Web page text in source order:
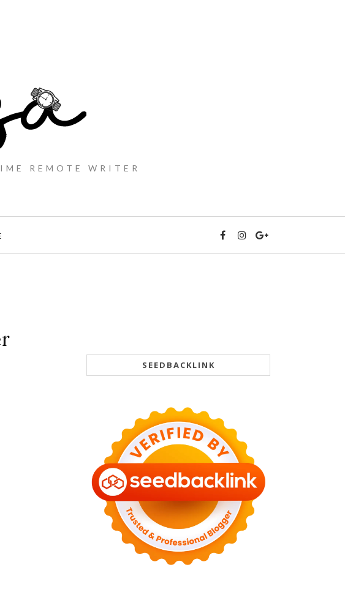
REMOTE WRITER
SEEDBACKLINK